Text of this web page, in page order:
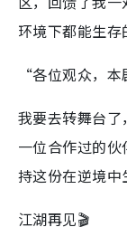
环境下都能生存
“各位观众，
我要去转舞台
一位合作过的
持这份在逆境中
江湖再见🎬